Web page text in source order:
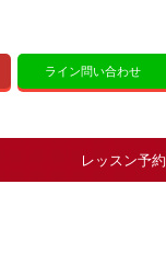
ライン問い合わせ
レッスン予約